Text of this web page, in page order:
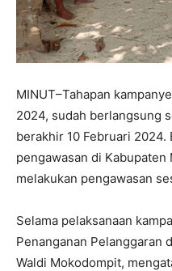
MINUT–Tahapan
2024, sudah berlangsung
berakhir 10 Februari 2024.
pengawasan di Kabupaten
melakukan pengawasan
Selama pelaksanaan
Penanganan Pelanggaran
Waldi Mokodompit,